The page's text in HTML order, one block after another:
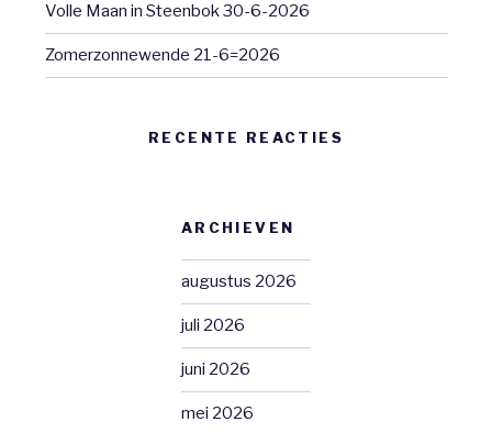
Volle Maan in Steenbok 30-6-2026
Zomerzonnewende 21-6=2026
RECENTE REACTIES
ARCHIEVEN
augustus 2026
juli 2026
juni 2026
mei 2026